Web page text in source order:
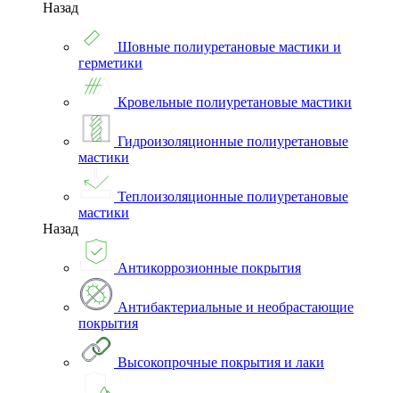
Назад
Шовные полиуретановые мастики и
герметики
Кровельные полиуретановые мастики
Гидроизоляционные полиуретановые
мастики
Теплоизоляционные полиуретановые
мастики
Назад
Антикоррозионные покрытия
Антибактериальные и необрастающие
покрытия
Высокопрочные покрытия и лаки